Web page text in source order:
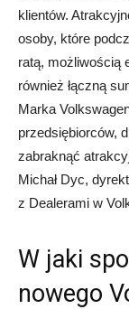
klientów.
osoby, które
ratą, możliwością
również łączną
Marka
przedsiębiorców,
zabraknąć
Michał Dyc,
z Dealerami w
W jaki
nowego